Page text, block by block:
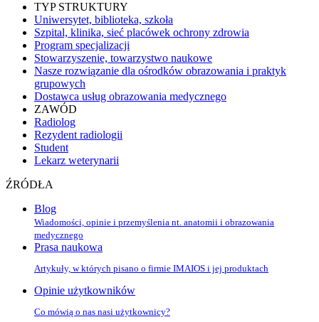
TYP STRUKTURY
Uniwersytet, biblioteka, szkoła
Szpital, klinika, sieć placówek ochrony zdrowia
Program specjalizacji
Stowarzyszenie, towarzystwo naukowe
Nasze rozwiązanie dla ośrodków obrazowania i praktyk
grupowych
Dostawca usług obrazowania medycznego
ZAWÓD
Radiolog
Rezydent radiologii
Student
Lekarz weterynarii
ŹRÓDŁA
Blog
Wiadomości, opinie i przemyślenia nt. anatomii i obrazowania
medycznego
Prasa naukowa
Artykuły, w których pisano o firmie IMAIOS i jej produktach
Opinie użytkowników
Co mówią o nas nasi użytkownicy?